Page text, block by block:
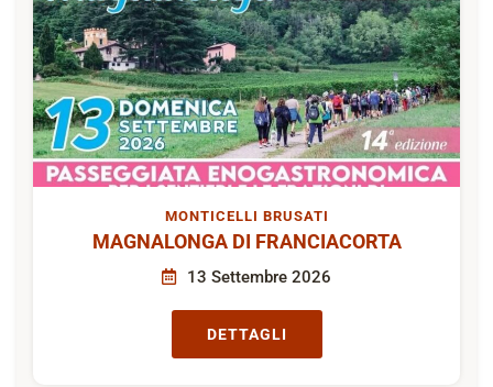
MONTICELLI BRUSATI
MAGNALONGA DI FRANCIACORTA
13 Settembre 2026
DETTAGLI